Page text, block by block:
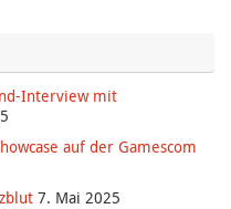
Interview mit
auf der Gamescom
7. Mai 2025